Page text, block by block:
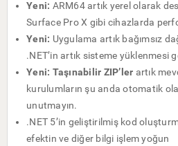
Yeni: ARM64 artık yerel olarak
Surface Pro X gibi cihazlarda
Yeni: Uygulama artık bağımsız
.NET’in artık sisteme yüklenmesi
Yeni: Taşınabilir ZIP’ler artık
kurulumların şu anda otomatik
unutmayın.
.NET 5’in geliştirilmiş kod
efektin ve diğer bilgi işlem yoğun